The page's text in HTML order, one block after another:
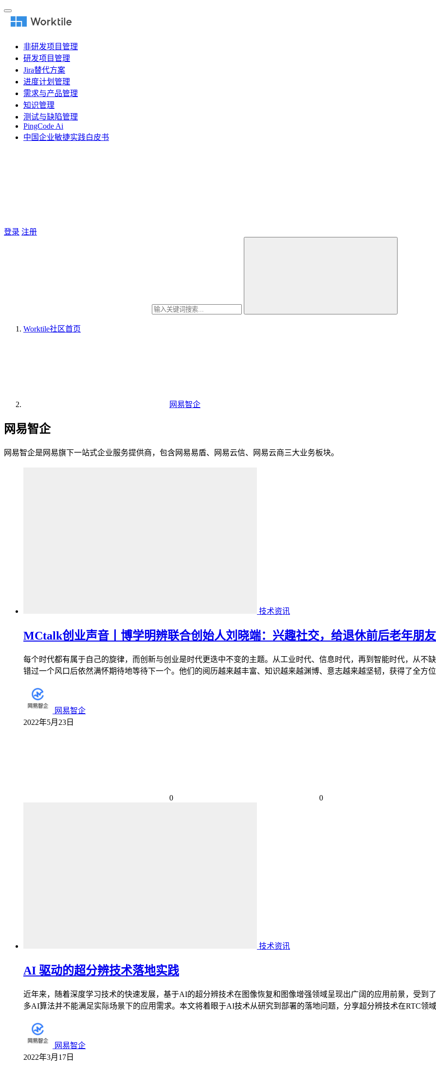
非研发项目管理
研发项目管理
Jira替代方案
进度计划管理
需求与产品管理
知识管理
测试与缺陷管理
PingCode Ai
中国企业敏捷实践白皮书
登录 注册
Worktile社区首页
网易智企
网易智企
网易智企是网易旗下一站式企业服务提供商，包含网易易盾、网易云信、网易云商三大业务板块。
技术资讯
MCtalk创业声音丨博学明辨联合创始人刘晓端：兴趣社交，给退休前后老年朋
每个时代都有属于自己的旋律，而创新与创业是时代更迭中不变的主题。从工业时代、信息时代，再到智能时代，从不
错过一个风口后依然满怀期待地等待下一个。他们的阅历越来越丰富、知识越来越渊博、意志越来越坚韧，获得了全方
网易智企
2022年5月23日
0 0
技术资讯
AI 驱动的超分辨技术落地实践
近年来，随着深度学习技术的快速发展，基于AI的超分辨技术在图像恢复和图像增强领域呈现出广阔的应用前景，受到
多AI算法并不能满足实际场景下的应用需求。本文将着眼于AI技术从研究到部署的落地问题，分享超分辨技术在RTC领
网易智企
2022年3月17日